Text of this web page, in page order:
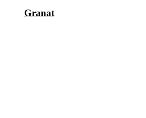
Granat